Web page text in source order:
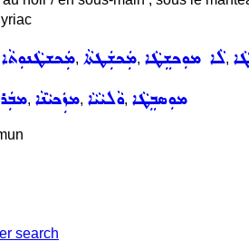
ܡܲܟܫܛܵܢܘܼܬܵܐ, ܡܲܟܫܲܛܬܵܐ, ܠܵܐ ܡܘܼܟܫܸܛܵܐ,
, ܡܙܲܟܝܵܢܵܐ, ܘܵܠܝܵܝܵܐ, ܡܘܼܣܒܸܛܵܐ
search